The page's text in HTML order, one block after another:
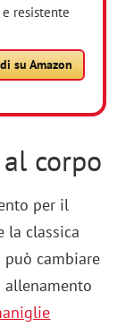
resistente
su Amazon
corpo
per il
la classica
può cambiare